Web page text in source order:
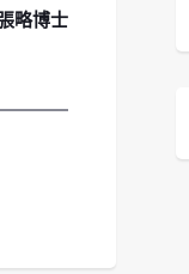
略博士